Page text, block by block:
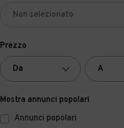
Prezzo
Mostra annunci popolari
Annunci popolari